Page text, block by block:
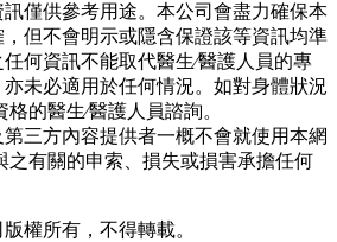
僅供參考用途。本公司會盡力確保本
但不會明示或隱含保證該等資訊均準
何資訊不能取代醫生∕醫護人員的專
未必適用於任何情況。如對身體狀況
的醫生∕醫護人員諮詢。
三方內容提供者一概不會就使用本網
之有關的申索、損失或損害承擔任何
權所有，不得轉載。